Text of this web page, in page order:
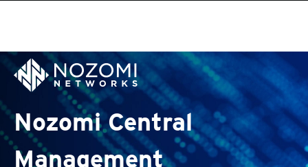
Nozomi Central
Management